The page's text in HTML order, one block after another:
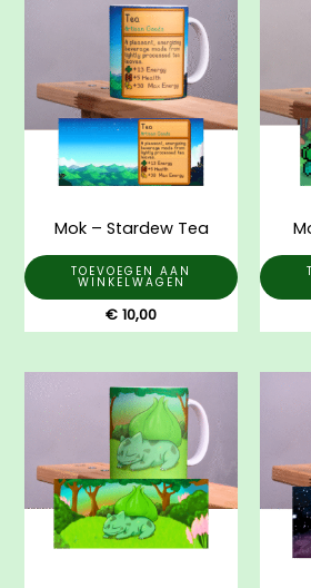
Mok – Stardew Tea
TOEVOEGEN AAN
WINKELWAGEN
€ 10,00